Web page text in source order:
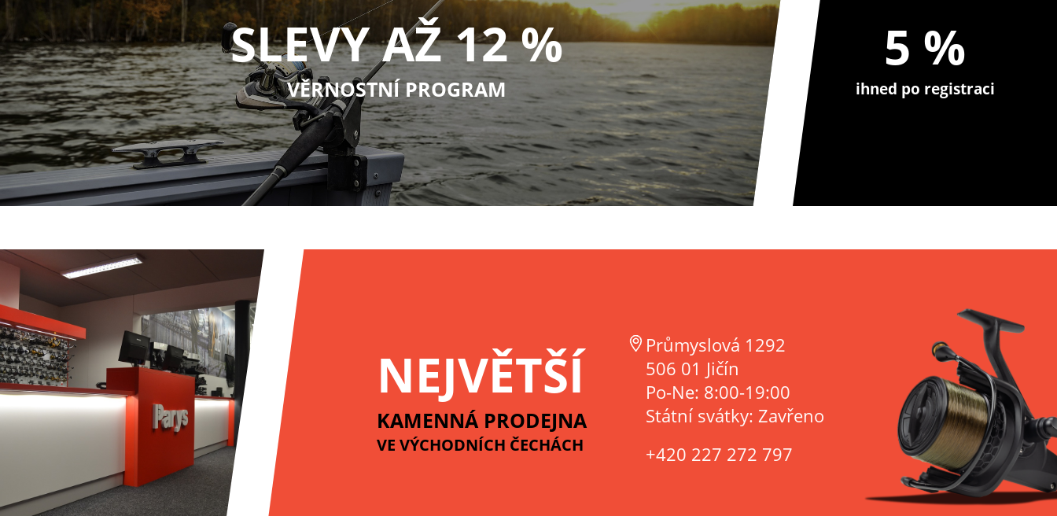
SLEVY AŽ 12 %
VĚRNOSTNÍ PROGRAM
5 %
ihned po registraci
NEJVĚTŠÍ
KAMENNÁ PRODEJNA
VE VÝCHODNÍCH ČECHÁCH
Průmyslová 1292
506 01 Jičín
Po-Ne: 8:00-19:00
Státní svátky: Zavřeno
+420 227 272 797